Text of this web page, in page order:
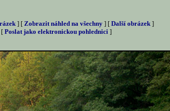
] [ Zobrazit náhled na všechny ] [ Další obrázek ]
[ Poslat jako elektronickou pohlednici ]